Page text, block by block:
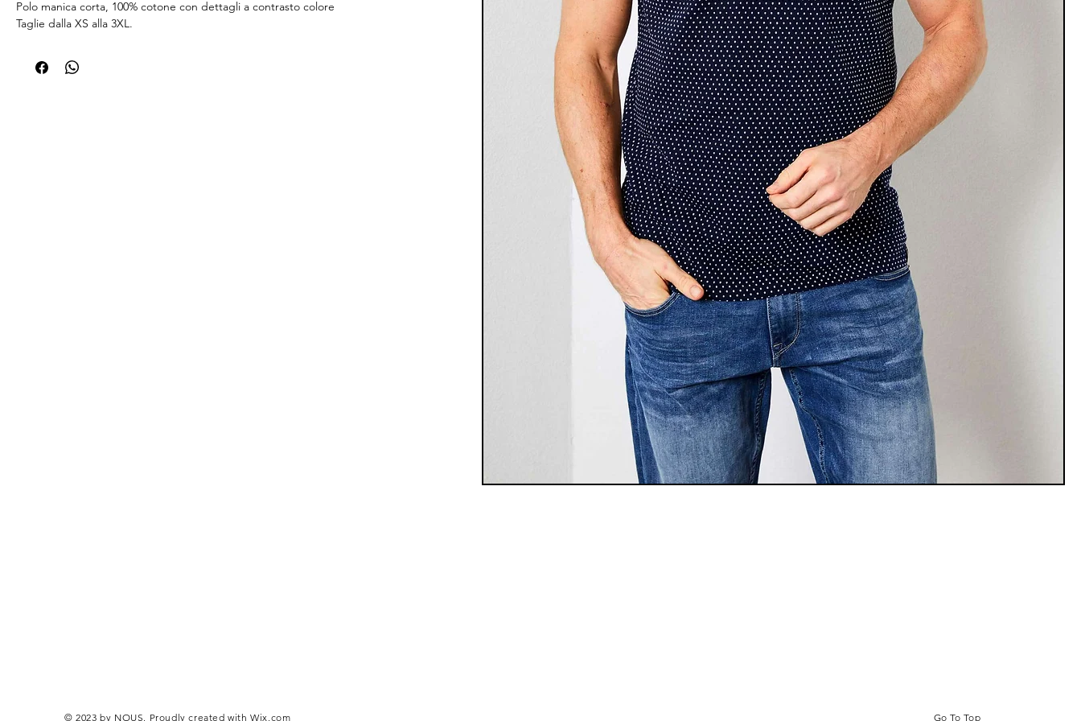
Polo manica corta, 100% cotone con dettagli a contrasto colore
Taglie dalla XS alla 3XL.
© 2023 by NOUS. Proudly created withWix.com Go To Top